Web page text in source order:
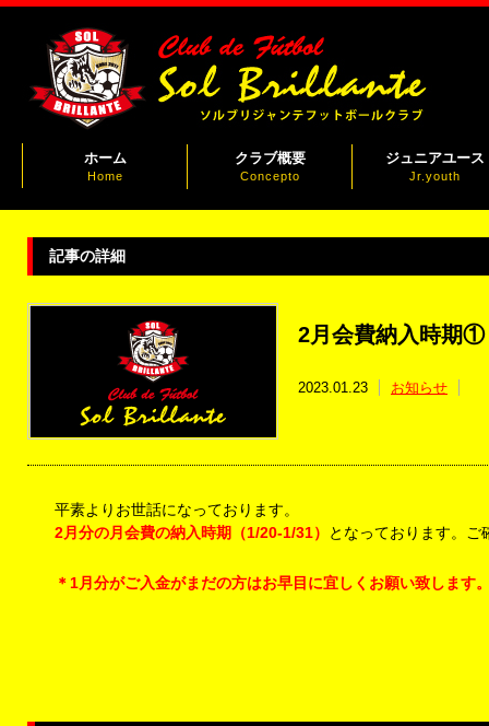
ホーム
Home
クラブ概要
Concepto
ジュニアユース
Jr.youth
記事の詳細
2月会費納入時期①
2023.01.23 お知らせ
平素よりお世話になっております。
2月分の月会費の納入時期（1/20-1/31）
となっております。ご
＊1月分がご入金がまだの方はお早目に宜しくお願い致します